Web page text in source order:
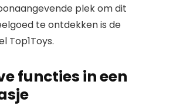
plek om dit
te ontdekken is de
Top1Toys.
functies in een